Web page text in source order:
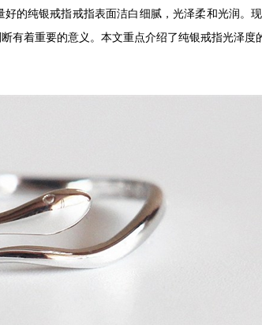
的纯银戒指戒指表面洁白细腻，光泽柔和光润。
着重要的意义。本文重点介绍了纯银戒指光泽度